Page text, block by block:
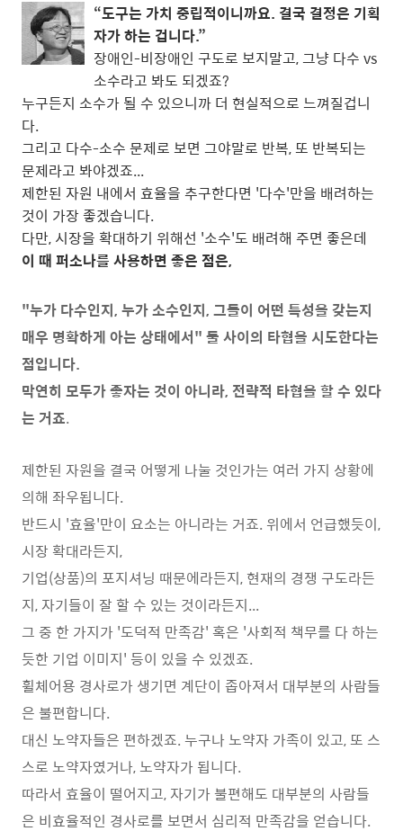
“도구는 가치 중립적이니까요. 결국 결정은 기획
자가 하는 겁니다.”
장애인-비장애인 구도로 보지말고, 그냥 다수 vs
소수라고 봐도 되겠죠?
누구든지 소수가 될 수 있으니까 더 현실적으로 느껴질겁니
다.
그리고 다수-소수 문제로 보면 그야말로 반복, 또 반복되는
문제라고 봐야겠죠...
제한된 자원 내에서 효율을 추구한다면 '다수'만을 배려하는
것이 가장 좋겠습니다.
다만, 시장을 확대하기 위해선 '소수'도 배려해 주면 좋은데
이 때 퍼소나를 사용하면 좋은 점은,
"누가 다수인지, 누가 소수인지, 그들이 어떤 특성을 갖는지
매우 명확하게 아는 상태에서" 둘 사이의 타협을 시도한다는
점입니다.
막연히 모두가 좋자는 것이 아니라, 전략적 타협을 할 수 있다
는 거죠.
제한된 자원을 결국 어떻게 나눌 것인가는 여러 가지 상황에
의해 좌우됩니다.
반드시 '효율'만이 요소는 아니라는 거죠. 위에서 언급했듯이,
시장 확대라든지,
기업(상품)의 포지셔닝 때문에라든지, 현재의 경쟁 구도라든
지, 자기들이 잘 할 수 있는 것이라든지...
그 중 한 가지가 '도덕적 만족감' 혹은 '사회적 책무를 다 하는
듯한 기업 이미지' 등이 있을 수 있겠죠.
휠체어용 경사로가 생기면 계단이 좁아져서 대부분의 사람들
은 불편합니다.
대신 노약자들은 편하겠죠. 누구나 노약자 가족이 있고, 또 스
스로 노약자였거나, 노약자가 됩니다.
따라서 효율이 떨어지고, 자기가 불편해도 대부분의 사람들
은 비효율적인 경사로를 보면서 심리적 만족감을 얻습니다.